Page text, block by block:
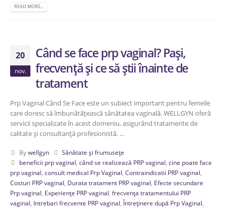
READ MORE...
20
nov.
Când se face prp vaginal? Pași,
frecvență și ce să știi înainte de
tratament
Prp Vaginal Când Se Face este un subiect important pentru femeile
care doresc să îmbunătățească sănătatea vaginală. WELLGYN oferă
servicii specializate în acest domeniu, asigurând tratamente de
calitate și consultanță profesionistă. ...
Bywellgyn
Sănătate și frumusețe
beneficii prp vaginal, când se realizează PRP vaginal, cine poate face
prp vaginal, consult medical Prp Vaginal, Contraindicatii PRP vaginal,
Costuri PRP vaginal, Durata tratament PRP vaginal, Efecte secundare
Prp vaginal, Experiențe PRP vaginal, frecvența tratamentului PRP
vaginal, Intrebari frecvente PRP vaginal,Întreținere după Prp Vaginal,